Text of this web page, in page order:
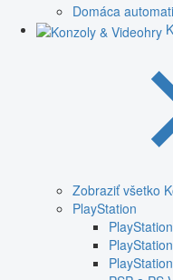
Domáca
Zobraziť všetko
PlayStation